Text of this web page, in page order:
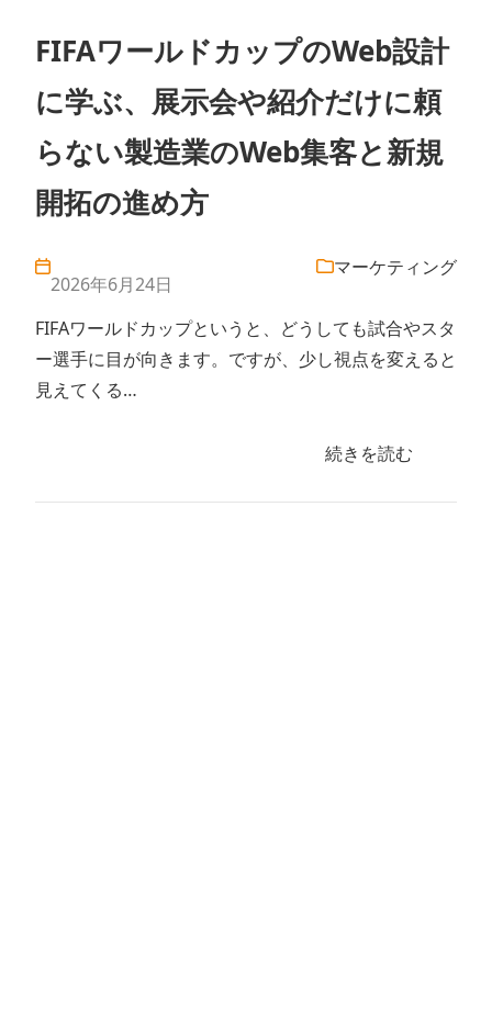
FIFAワールドカップのWeb設計
に学ぶ、展示会や紹介だけに頼
らない製造業のWeb集客と新規
開拓の進め方
2026年6月24日
マーケティング
FIFAワールドカップというと、どうしても試合やスタ
ー選手に目が向きます。ですが、少し視点を変えると
見えてくる…
続きを読む